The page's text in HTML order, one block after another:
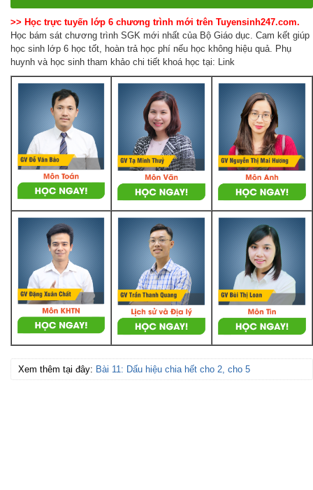
>> Học trực tuyến lớp 6 chương trình mới trên Tuyensinh247.com.
Học bám sát chương trình SGK mới nhất của Bộ Giáo dục. Cam kết giúp
học sinh lớp 6 học tốt, hoàn trả học phí nếu học không hiệu quả. Phụ
huynh và học sinh tham khảo chi tiết khoá học tại: Link
Xem thêm tại đây: Bài 11: Dấu hiệu chia hết cho 2, cho 5